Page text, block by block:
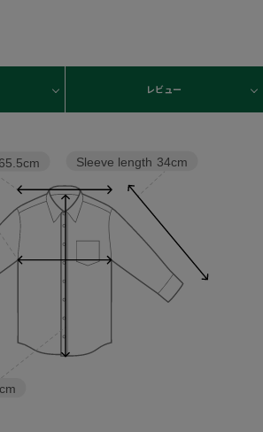
レビュー
Sleeve length 34cm
65.5cm